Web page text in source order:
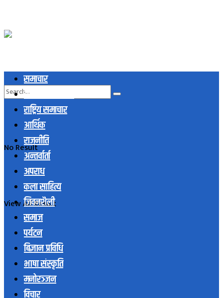
No Result
View All Result
समाचार
स्थानिय समाचार
राष्ट्रिय समाचार
आर्थिक
राजनीति
अन्तर्वार्ता
अपराध
कला साहित्य
जिवनशैली
समाज
पर्यटन
बिज्ञान प्रविधि
भाषा संस्कृति
मनोरञ्जन
विचार